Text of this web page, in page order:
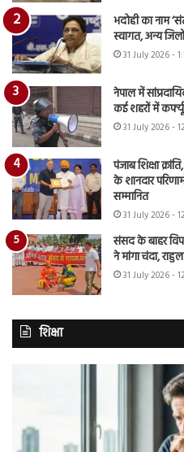
भदोही का नाम
स्वागत, अन्य
31 July 2026 -
नेपाल में
कई शहरों में
31 July 2026 -
पंजाब शिक्षा
के शानदार
सम्मानित
31 July 2026 -
संसद के बाहर
ने मांगा चंदा,
31 July 2026 -
शिक्षा